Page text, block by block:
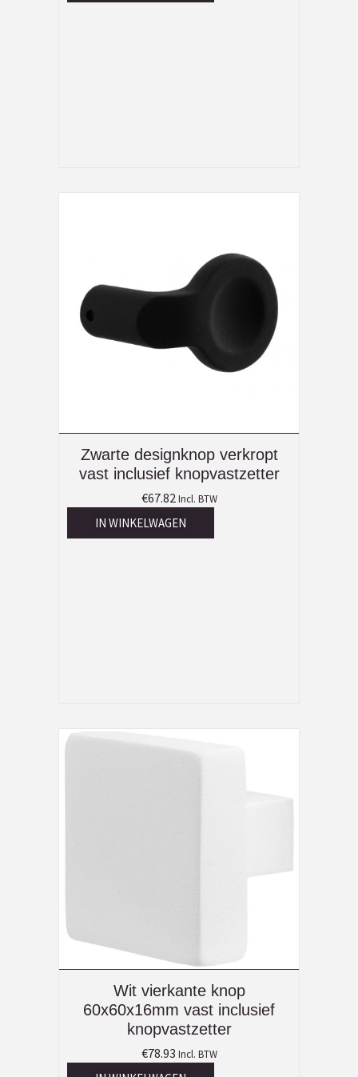
Zwarte designknop verkropt
vast inclusief knopvastzetter
€67.82 Incl. BTW
IN WINKELWAGEN
Wit vierkante knop
60x60x16mm vast inclusief
knopvastzetter
€78.93 Incl. BTW